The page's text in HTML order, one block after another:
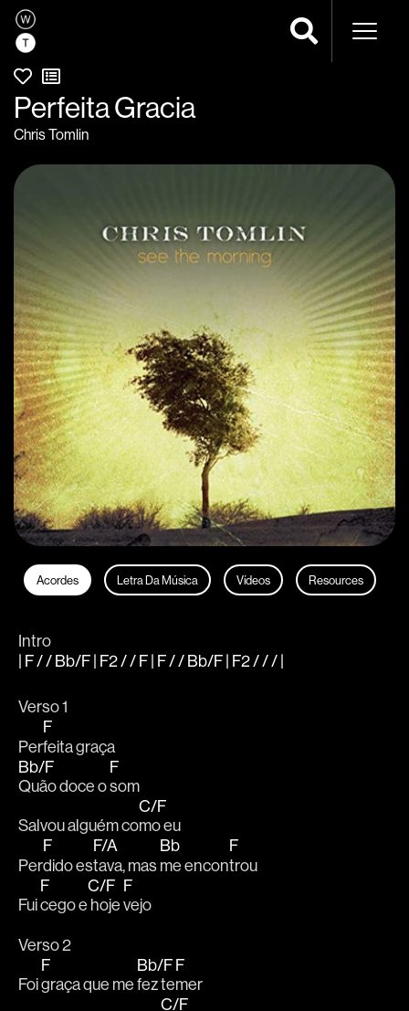
Perfeita Gracia
Chris Tomlin
Acordes Letra Da Música Vídeos Resources
Intro
| F / / Bb/F | F2 / / F | F / / Bb/F | F2 / / / |
Verso 1
Per
F
feita graça
Bb/F
Quão doce o
F
som
Salvou alguém co
C/F
mo eu
Per
F
dido es
F/A
tava, mas
Bb
me encon
F
trou
Fui
F
cego e
C/F
hoje
F
vejo
Verso 2
Foi
F
graça que me
Bb/F
fez te
F
mer
C/F